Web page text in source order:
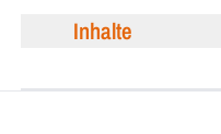
Inhalte